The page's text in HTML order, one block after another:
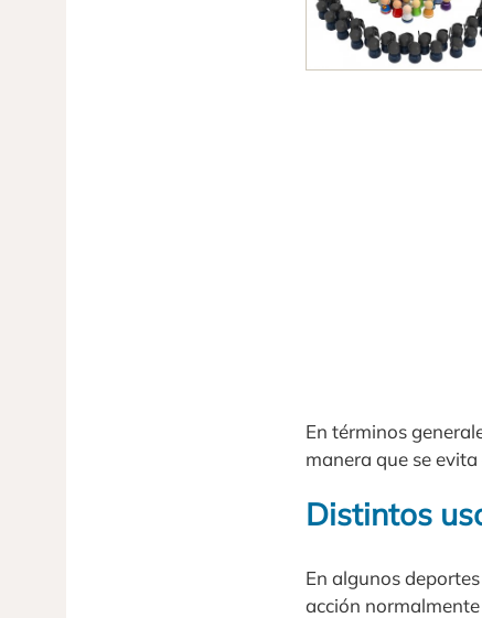
En términos
manera que se
Distintos
En algunos
acción